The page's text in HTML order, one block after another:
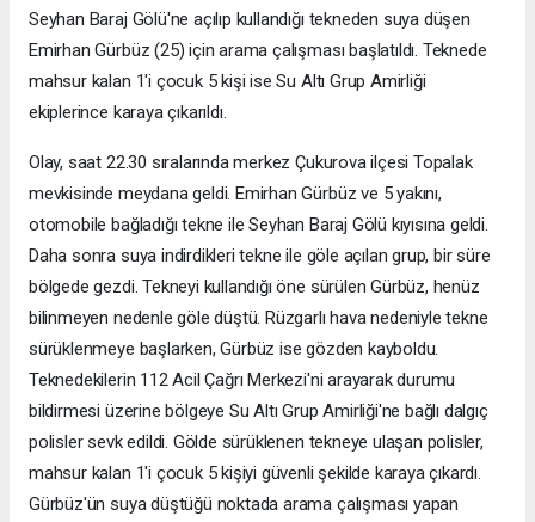
Seyhan Baraj Gölü'ne açılıp kullandığı tekneden suya düşen
Emirhan Gürbüz (25) için arama çalışması başlatıldı. Teknede
mahsur kalan 1'i çocuk 5 kişi ise Su Altı Grup Amirliği
ekiplerince karaya çıkarıldı.
Olay, saat 22.30 sıralarında merkez Çukurova ilçesi Topalak
mevkisinde meydana geldi. Emirhan Gürbüz ve 5 yakını,
otomobile bağladığı tekne ile Seyhan Baraj Gölü kıyısına geldi.
Daha sonra suya indirdikleri tekne ile göle açılan grup, bir süre
bölgede gezdi. Tekneyi kullandığı öne sürülen Gürbüz, henüz
bilinmeyen nedenle göle düştü. Rüzgarlı hava nedeniyle tekne
sürüklenmeye başlarken, Gürbüz ise gözden kayboldu.
Teknedekilerin 112 Acil Çağrı Merkezi'ni arayarak durumu
bildirmesi üzerine bölgeye Su Altı Grup Amirliği'ne bağlı dalgıç
polisler sevk edildi. Gölde sürüklenen tekneye ulaşan polisler,
mahsur kalan 1'i çocuk 5 kişiyi güvenli şekilde karaya çıkardı.
Gürbüz'ün suya düştüğü noktada arama çalışması yapan